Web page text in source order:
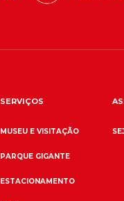
SERVIÇOS
MUSEU E VISITAÇÃO
PARQUE GIGANTE
ESTACIONAMENTO